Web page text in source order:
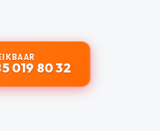
019 80 32